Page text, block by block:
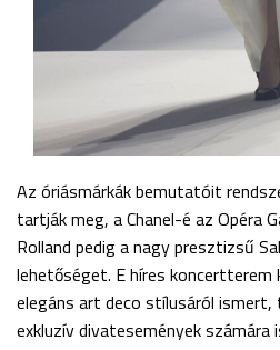
Az óriásmárkák bemutatóit
tartják meg, a Chanel-é az Opéra
Rolland pedig a nagy presztizsű
lehetőséget. E híres koncertterem
elegáns art deco stílusáról ismert,
exkluzív divatesemények számára